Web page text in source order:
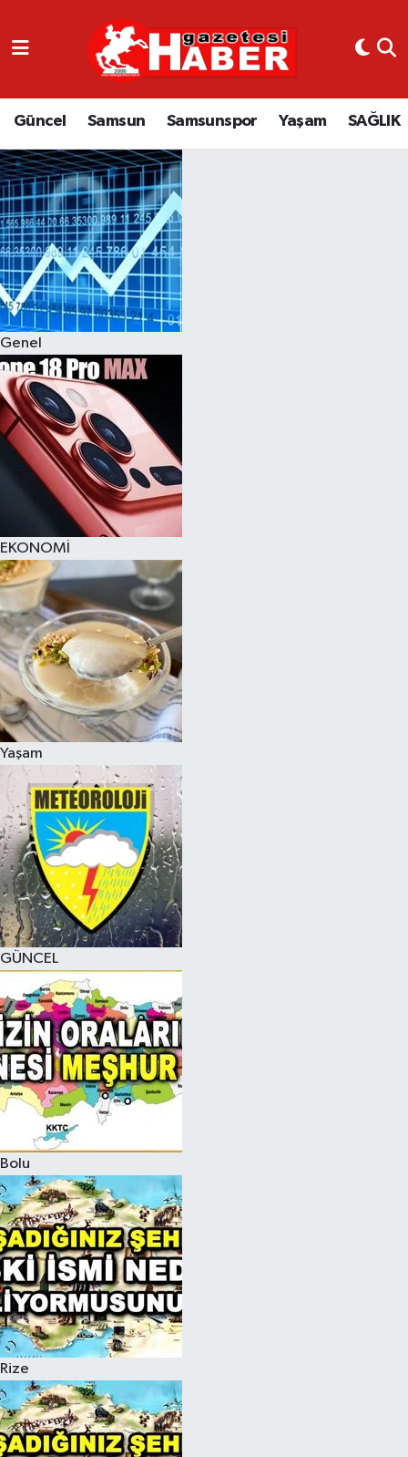
Güncel Samsun Samsunspor Yaşam SAĞLIK
Genel
EKONOMİ
Yaşam
GÜNCEL
Bolu
Rize
GÜNCEL
SAMSUN
SAMSUNSPOR
EKONOMİ
YAŞAM